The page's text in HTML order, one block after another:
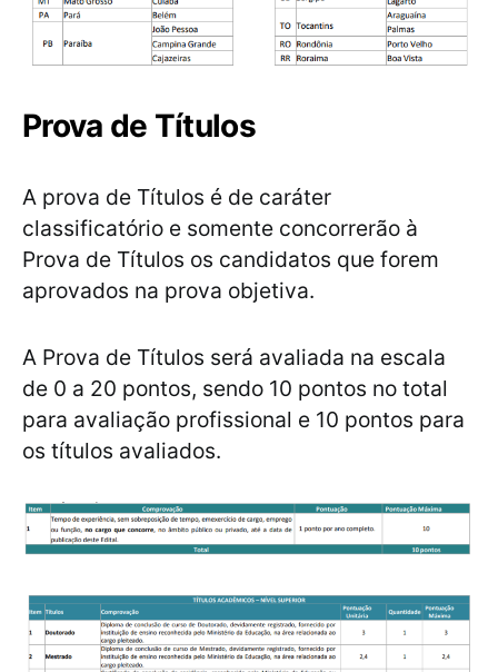
Prova de Títulos
A prova de Títulos é de caráter
classificatório e somente concorrerão à
Prova de Títulos os candidatos que forem
aprovados na prova objetiva.
A Prova de Títulos será avaliada na escala
de 0 a 20 pontos, sendo 10 pontos no total
para avaliação profissional e 10 pontos para
os títulos avaliados.